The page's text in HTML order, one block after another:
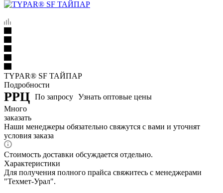
TYPAR® SF ТАЙПАР
Подробности
РРЦ По запросу Узнать оптовые цены
Много
заказать
Наши менеджеры обязательно свяжутся с вами и уточнят
условия заказа
Стоимость доставки обсуждается отдельно.
Характеристики
Для получения полного прайса свяжитесь с менеджерами
"Техмет-Урал".